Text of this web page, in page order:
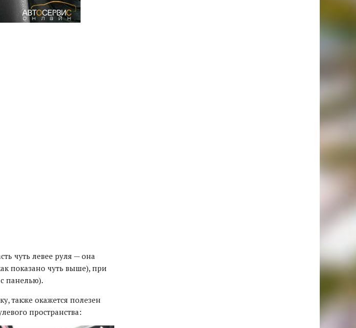
чуть левее руля — она
показано чуть выше), при
панелью).
также окажется полезен
пространства: